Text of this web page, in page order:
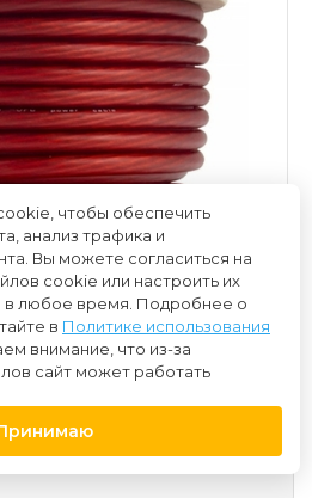
чтобы обеспечить
анализ трафика и
Вы можете согласиться на
cookie или настроить их
в любое время. Подробнее о
в Политике использования
внимание, что из-за
сайт может работать